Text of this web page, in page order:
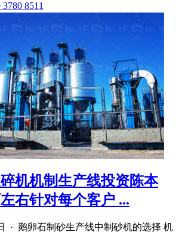
8511
机机制生产线投资陈本
右针对每个客户 ...
· 鹅卵石制砂生产线中制砂机的选择 机